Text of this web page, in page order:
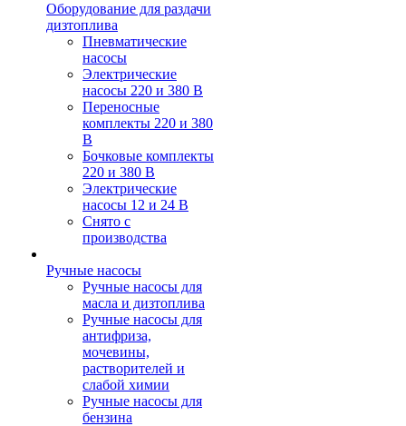
Оборудование для раздачи
дизтоплива
Пневматические
насосы
Электрические
насосы 220 и 380 В
Переносные
комплекты 220 и 380
В
Бочковые комплекты
220 и 380 В
Электрические
насосы 12 и 24 В
Снято с
производства
Ручные насосы
Ручные насосы для
масла и дизтоплива
Ручные насосы для
антифриза,
мочевины,
растворителей и
слабой химии
Ручные насосы для
бензина